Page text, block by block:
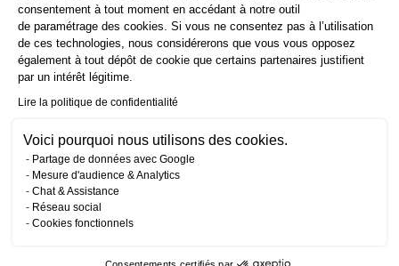
consentement à tout moment en accédant à notre outil
de paramétrage des cookies. Si vous ne consentez pas à l’utilisation
de ces technologies, nous considérerons que vous vous opposez
également à tout dépôt de cookie que certains partenaires justifient
par un intérêt légitime.
Lire la politique de confidentialité
Voici pourquoi nous utilisons des cookies.
Partage de données avec Google
Mesure d'audience & Analytics
Chat & Assistance
Réseau social
Cookies fonctionnels
Consentements certifiés par